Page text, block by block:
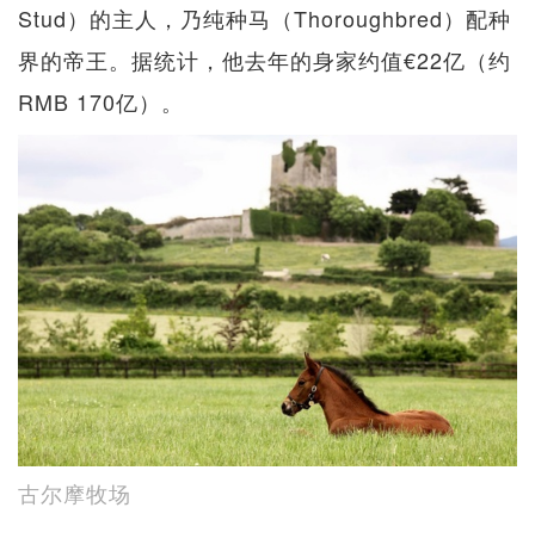
Stud）的主人，乃纯种马（Thoroughbred）配种
界的帝王。据统计，他去年的身家约值€22亿（约
RMB 170亿）。
古尔摩牧场